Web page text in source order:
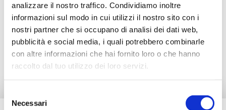
analizzare il nostro traffico. Condividiamo inoltre
informazioni sul modo in cui utilizzi il nostro sito con i
nostri partner che si occupano di analisi dei dati web,
pubblicità e social media, i quali potrebbero combinarle
con altre informazioni che hai fornito loro o che hanno
raccolto dal tuo utilizzo dei loro servizi.
delNecessari
Documentação
Peças de reposição